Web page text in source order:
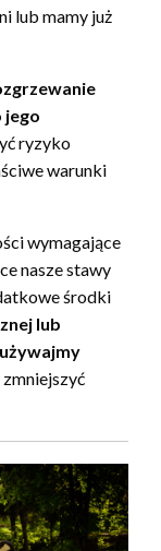
lub mamy już
jego
ryzyko
warunki
wymagające
nasze stawy
środki
lub
zmniejszyć